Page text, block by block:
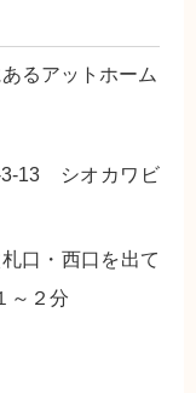
るアットホーム
13 シオカワビ
口・西口を出て
～２分